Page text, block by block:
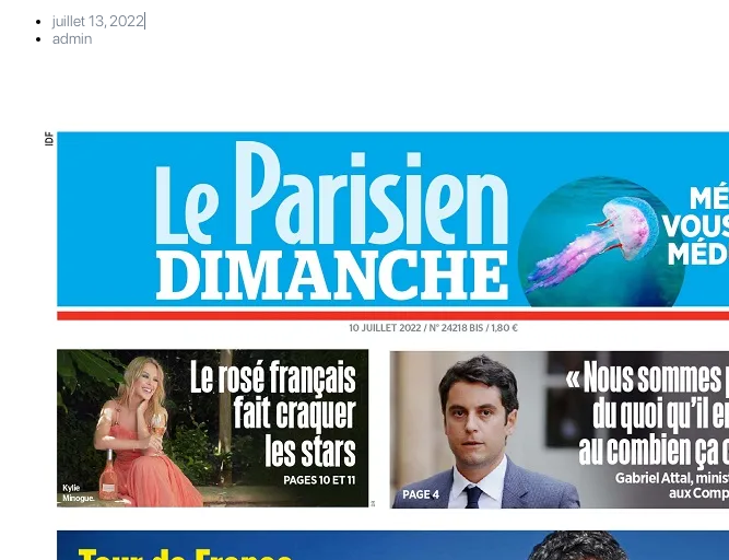
juillet 13, 2022
admin